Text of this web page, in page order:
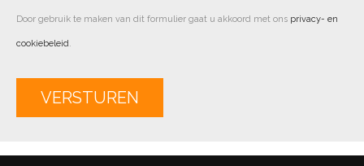
Door gebruik te maken van dit formulier gaat u akkoord met ons privacy- en
cookiebeleid.